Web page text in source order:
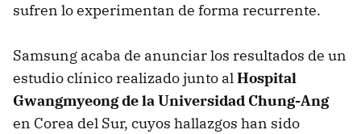
sufren lo experimentan de forma recurrente.
Samsung acaba de anunciar los resultados de un
estudio clínico realizado junto alHospital
Gwangmyeong de la Universidad Chung-Ang
en Corea del Sur, cuyos hallazgos han sido